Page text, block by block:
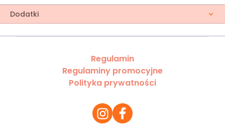
Dodatki
Regulamin
Regulaminy promocyjne
Polityka prywatności